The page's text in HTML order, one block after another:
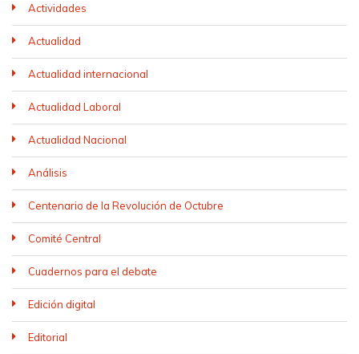
Actividades
Actualidad
Actualidad internacional
Actualidad Laboral
Actualidad Nacional
Análisis
Centenario de la Revolución de Octubre
Comité Central
Cuadernos para el debate
Edición digital
Editorial